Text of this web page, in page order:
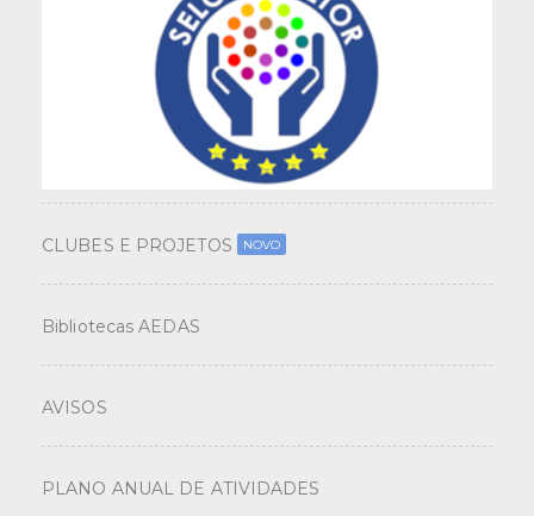
CLUBES E PROJETOS NOVO
Bibliotecas AEDAS
AVISOS
PLANO ANUAL DE ATIVIDADES